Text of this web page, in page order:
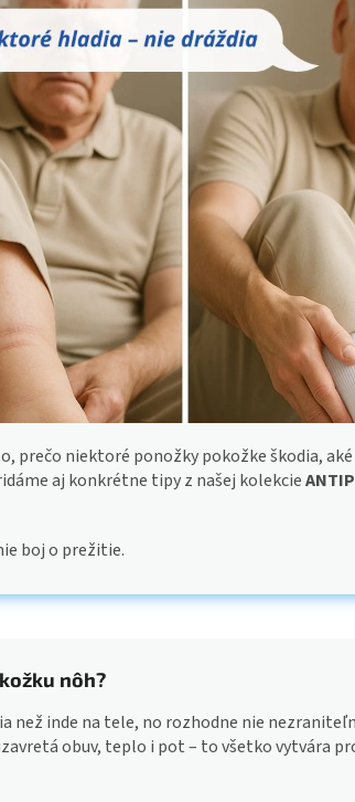
prečo niektoré ponožky pokožke škodia,
aj konkrétne tipy z našej kolekcie
boj o prežitie.
nôh?
než inde na tele, no rozhodne nie
obuv, teplo i pot – to všetko vytvára